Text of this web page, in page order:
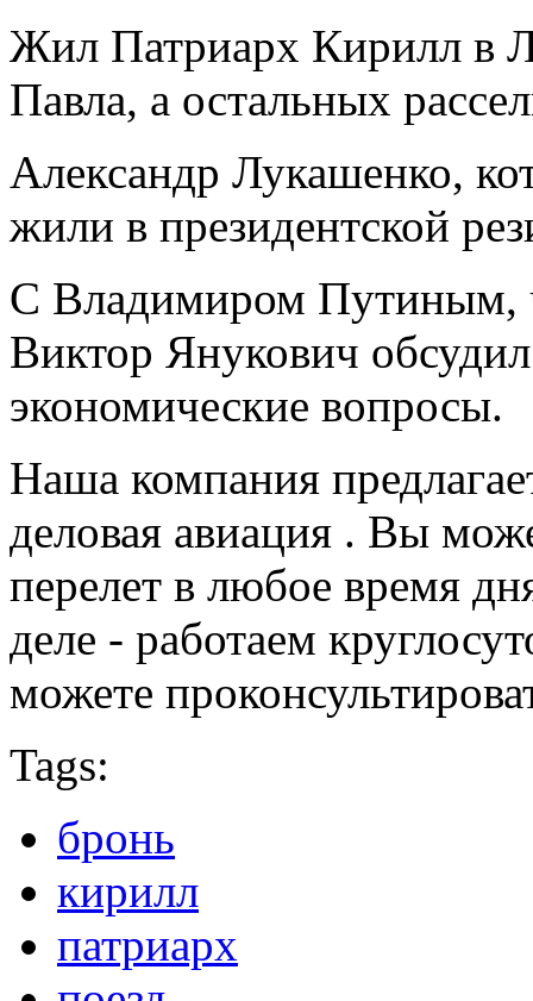
Жил Патриарх Кирилл в
Павла, а остальных
Александр Лукашенко,
жили в президентской
С Владимиром Путиным,
Виктор Янукович
экономические вопросы.
Наша компания
деловая авиация . Вы
перелет в любое время
деле - работаем
можете
Tags:
бронь
кирилл
патриарх